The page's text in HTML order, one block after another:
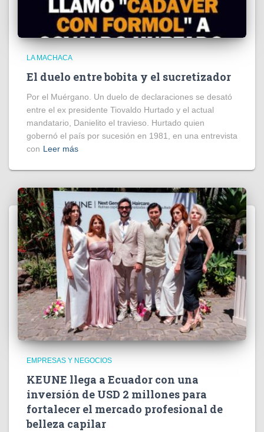
LA MACHACA
El duelo entre bobita y el sucretizador
Por el Muérgano. Un duelo de declaraciones se desató
entre el ex presidente Tiovaldo Hurtado y el actual
mandatario, Danielito el travieso. Hurtado quien
gobernó el país por sucesión en 1981, en una entrevista
con Leer más
EMPRESAS Y NEGOCIOS
KEUNE llega a Ecuador con una
inversión de USD 2 millones para
fortalecer el mercado profesional de
belleza capilar